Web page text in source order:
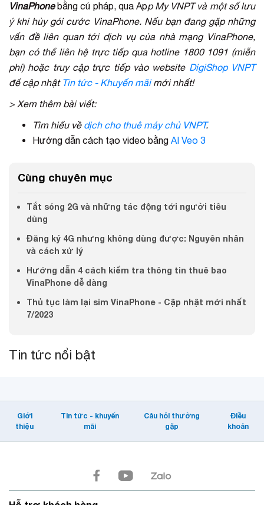
VinaPhonebằng cú pháp, qua App My VNPT và một số lưu
ý khi hủy gói cước VinaPhone. Nếu bạn đang gặp những
vấn đề liên quan tới dịch vụ của nhà mạng VinaPhone,
bạn có thể liên hệ trực tiếp qua hotline 1800 1091 (miễn
phí) hoặc truy cập trực tiếp vào website DigiShop VNPT
để cập nhật Tin tức - Khuyến mãimới nhất!
> Xem thêm bài viết:
Tìm hiểu về dịch cho thuê máy chủ VNPT.
Hướng dẫn cách tạo video bằng AI Veo 3
Cùng chuyên mục
Tắt sóng 2G và những tác động tới người tiêu
dùng
Đăng ký 4G nhưng không dùng được: Nguyên nhân
và cách xử lý
Hướng dẫn 4 cách kiểm tra thông tin thuê bao
VinaPhone dễ dàng
Thủ tục làm lại sim VinaPhone - Cập nhật mới nhất
7/2023
Tin tức nổi bật
Giới
thiệu
Tin tức - khuyến
mãi
Câu hỏi thường
gặp
Điều
khoản